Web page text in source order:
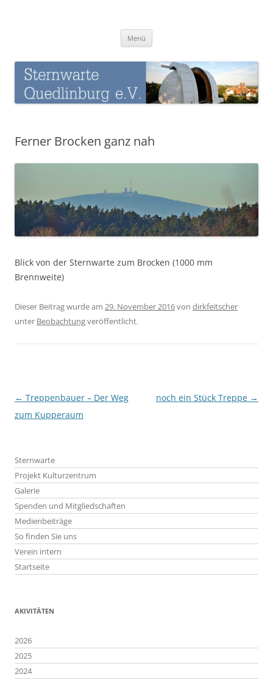
Menü
Ferner Brocken ganz nah
Blick von der Sternwarte zum Brocken (1000 mm
Brennweite)
Dieser Beitrag wurde am 29. November 2016von dirkfeitscher
unter Beobachtungveröffentlicht.
Beitragsnavigation
← Treppenbauer – Der Weg
zum Kupperaum
noch ein Stück Treppe →
Sternwarte
Projekt Kulturzentrum
Galerie
Spenden und Mitgliedschaften
Medienbeiträge
So finden Sie uns
Verein intern
Startseite
AKIVITÄTEN
2026
2025
2024